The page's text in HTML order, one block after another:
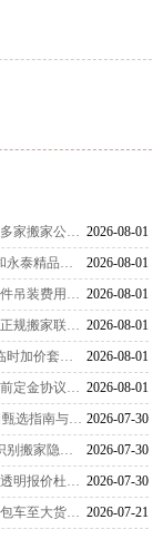
2026-08-01
海珠区搬迁至天河费用实测：红木家具搬运要点，广州多家搬家公司服务与收费对比参考
2026-08-01
2026 年广州白云区本地搬家公司收费标准深度测评 同和永泰精品搬家实测及五家正规公司联系电话大全
2026-08-01
南沙海景小区高层搬家全攻略：搬家公司电话一览，大件吊装费用真实测评
2026-08-01
广州搬家停车费高速费谁承担？走访多家搬家企业，附正规搬家联系电话与费用纠纷规避要点
2026-08-01
2026 年广州正规搬家公司服务联系电话汇总 大件物品临时加价套路真实场景深度测评与避坑全指南
2026-08-01
广州搬家公司联系电话汇总！定金套路实测拆解，下单前定金协议核心条款注意事项
2026-07-30
2026 广州搬家口碑 TOP5 排行，街坊实测正规搬迁公司甄选指南与全套搬家防坑攻略
2026-07-30
广州搬家防坑指南 2026 完整版，十大核心注意事项，识别搬家隐形收费套路不花冤枉钱
2026-07-30
2026 广州搬家公司口碑测评！5 家正规靠谱机构推荐，透明报价杜绝隐形消费，搬家避坑实用指南
2026-07-21
广州搬家公司各区统一报价表，红木家具专项搬运、面包车至大货车全车型收费标准